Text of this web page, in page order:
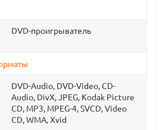
DVD-проигрыватель
DVD-Audio, DVD-Video, CD-
Audio, DivX, JPEG, Kodak Picture
CD, MP3, MPEG-4, SVCD, Video
CD, WMA, Xvid